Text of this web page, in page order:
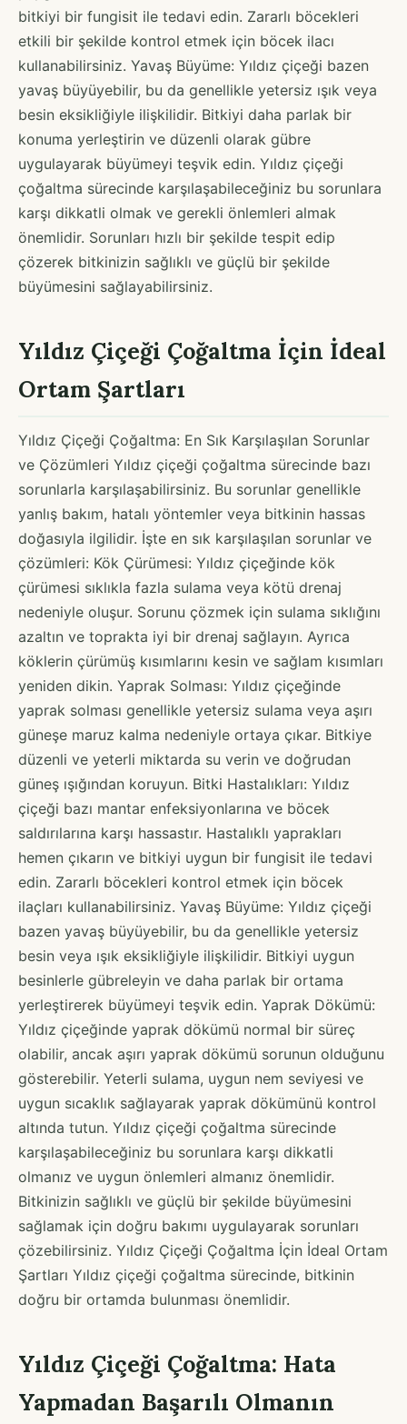
bitkiyi bir fungisit ile tedavi edin. Zararlı böcekleri
etkili bir şekilde kontrol etmek için böcek ilacı
kullanabilirsiniz. Yavaş Büyüme: Yıldız çiçeği bazen
yavaş büyüyebilir, bu da genellikle yetersiz ışık veya
besin eksikliğiyle ilişkilidir. Bitkiyi daha parlak bir
konuma yerleştirin ve düzenli olarak gübre
uygulayarak büyümeyi teşvik edin. Yıldız çiçeği
çoğaltma sürecinde karşılaşabileceğiniz bu sorunlara
karşı dikkatli olmak ve gerekli önlemleri almak
önemlidir. Sorunları hızlı bir şekilde tespit edip
çözerek bitkinizin sağlıklı ve güçlü bir şekilde
büyümesini sağlayabilirsiniz.
Yıldız Çiçeği Çoğaltma İçin İdeal
Ortam Şartları
Yıldız Çiçeği Çoğaltma: En Sık Karşılaşılan Sorunlar
ve Çözümleri Yıldız çiçeği çoğaltma sürecinde bazı
sorunlarla karşılaşabilirsiniz. Bu sorunlar genellikle
yanlış bakım, hatalı yöntemler veya bitkinin hassas
doğasıyla ilgilidir. İşte en sık karşılaşılan sorunlar ve
çözümleri: Kök Çürümesi: Yıldız çiçeğinde kök
çürümesi sıklıkla fazla sulama veya kötü drenaj
nedeniyle oluşur. Sorunu çözmek için sulama sıklığını
azaltın ve toprakta iyi bir drenaj sağlayın. Ayrıca
köklerin çürümüş kısımlarını kesin ve sağlam kısımları
yeniden dikin. Yaprak Solması: Yıldız çiçeğinde
yaprak solması genellikle yetersiz sulama veya aşırı
güneşe maruz kalma nedeniyle ortaya çıkar. Bitkiye
düzenli ve yeterli miktarda su verin ve doğrudan
güneş ışığından koruyun. Bitki Hastalıkları: Yıldız
çiçeği bazı mantar enfeksiyonlarına ve böcek
saldırılarına karşı hassastır. Hastalıklı yaprakları
hemen çıkarın ve bitkiyi uygun bir fungisit ile tedavi
edin. Zararlı böcekleri kontrol etmek için böcek
ilaçları kullanabilirsiniz. Yavaş Büyüme: Yıldız çiçeği
bazen yavaş büyüyebilir, bu da genellikle yetersiz
besin veya ışık eksikliğiyle ilişkilidir. Bitkiyi uygun
besinlerle gübreleyin ve daha parlak bir ortama
yerleştirerek büyümeyi teşvik edin. Yaprak Dökümü:
Yıldız çiçeğinde yaprak dökümü normal bir süreç
olabilir, ancak aşırı yaprak dökümü sorunun olduğunu
gösterebilir. Yeterli sulama, uygun nem seviyesi ve
uygun sıcaklık sağlayarak yaprak dökümünü kontrol
altında tutun. Yıldız çiçeği çoğaltma sürecinde
karşılaşabileceğiniz bu sorunlara karşı dikkatli
olmanız ve uygun önlemleri almanız önemlidir.
Bitkinizin sağlıklı ve güçlü bir şekilde büyümesini
sağlamak için doğru bakımı uygulayarak sorunları
çözebilirsiniz. Yıldız Çiçeği Çoğaltma İçin İdeal Ortam
Şartları Yıldız çiçeği çoğaltma sürecinde, bitkinin
doğru bir ortamda bulunması önemlidir.
Yıldız Çiçeği Çoğaltma: Hata
Yapmadan Başarılı Olmanın